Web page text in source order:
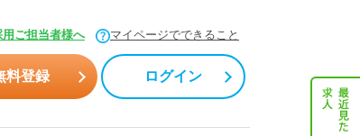
用ご担当者様へ マイページでできること
料登録 ログイン